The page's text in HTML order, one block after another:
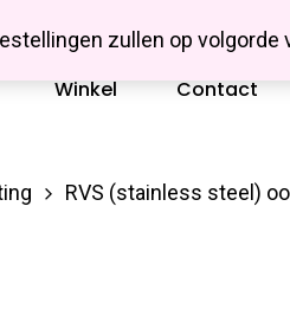
zullen op volgorde
Missbluesieraden
Winkel Contact
RVS (stainless steel)